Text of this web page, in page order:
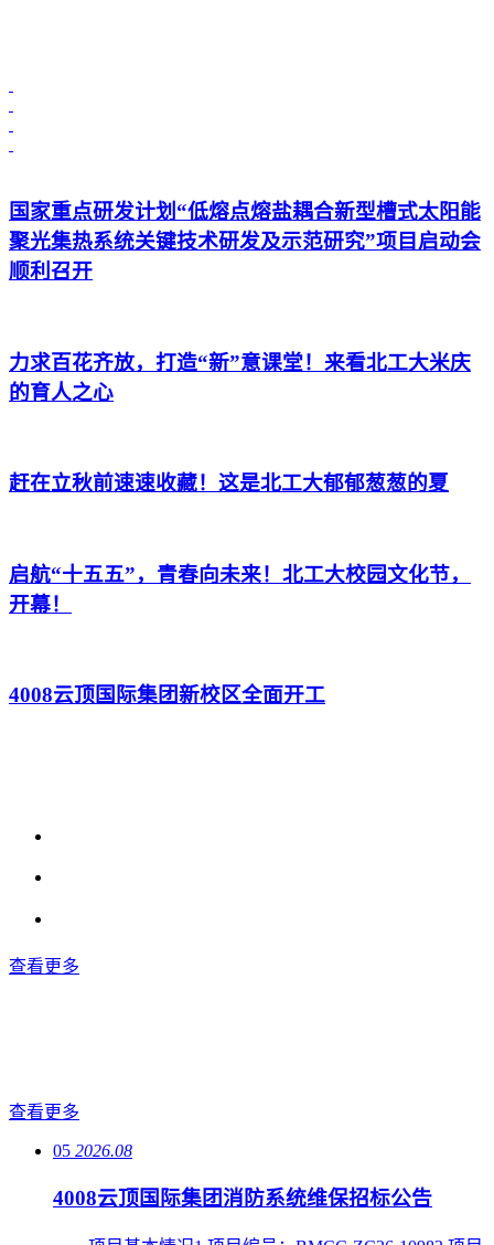
国家重点研发计划“低熔点熔盐耦合新型槽式太阳能
聚光集热系统关键技术研发及示范研究”项目启动会
顺利召开
力求百花齐放，打造“新”意课堂！来看北工大米庆
的育人之心
赶在立秋前速速收藏！这是北工大郁郁葱葱的夏
启航“十五五”，青春向未来！北工大校园文化节，
开幕！
4008云顶国际集团新校区全面开工
查看更多
查看更多
05 2026.08
4008云顶国际集团消防系统维保招标公告